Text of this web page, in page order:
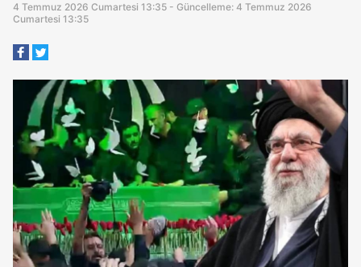
4 Temmuz 2026 Cumartesi 13:35 - Güncelleme: 4 Temmuz 2026
Cumartesi 13:35